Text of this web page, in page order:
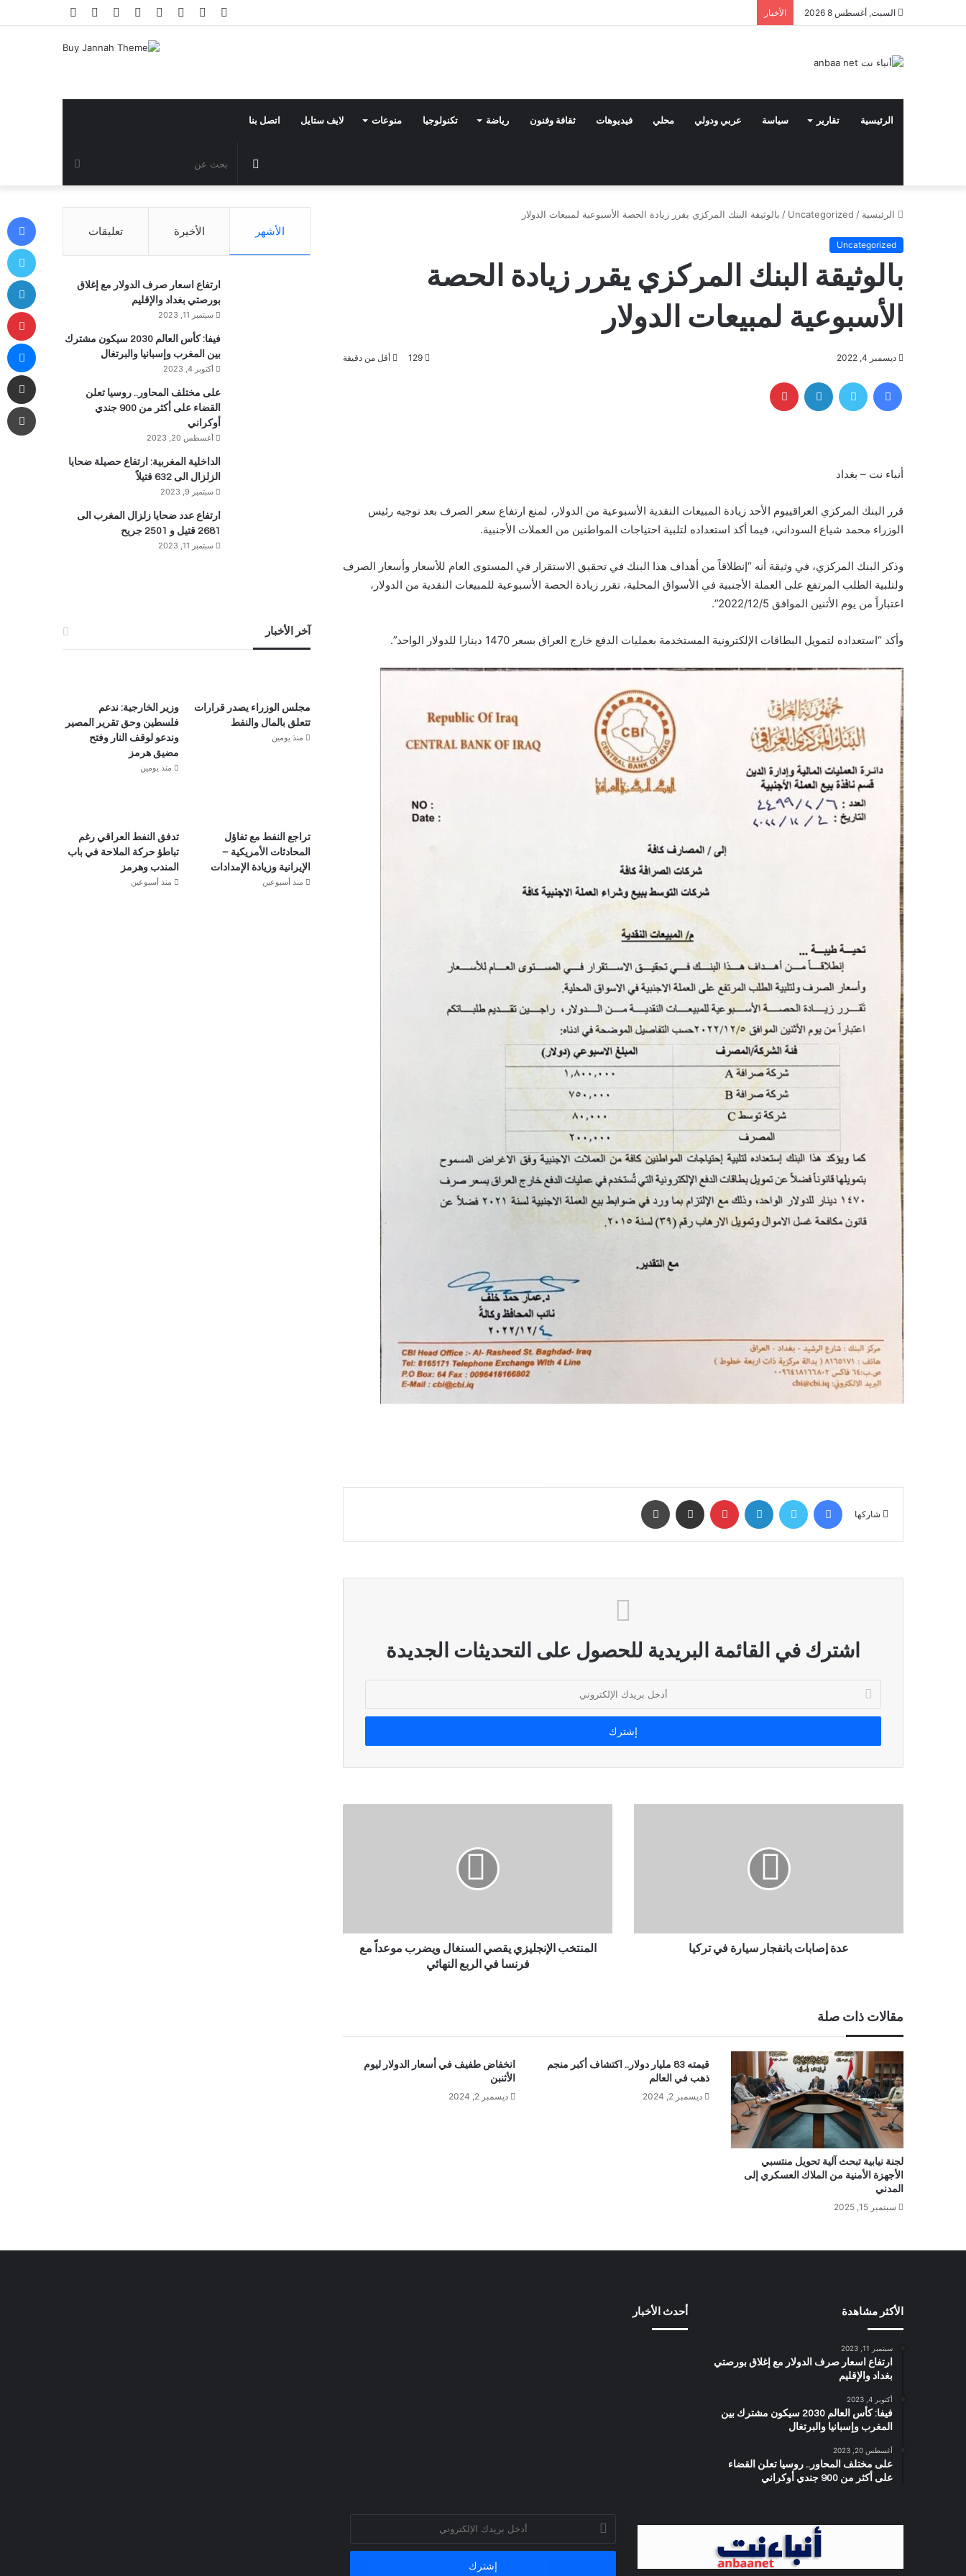
السبت, أغسطس 8 2026 الأخبار
مقال تسجيل تيلقرام
انستقرام يوتيوب تويترفيسبوك
الرئيسية تقارير سياسة عربي ودولي محلي فيديوهات ثقافة وفنون رياضة تكنولوجيا منوعات لايف ستايل اتصل بنا
عن عشوائي
الرئيسية /
Uncategorized
/ بالوثيقة البنك المركزي يقرر زيادة الحصة الأسبوعية لمبيعات الدولار
Uncategorized
بالوثيقة البنك المركزي يقرر زيادة الحصة
الأسبوعية لمبيعات الدولار
ديسمبر 4, 2022 129 أقل من دقيقة
فيسبوك تويتر لينكدإن
أنباء نت – بغداد
قرر البنك المركزي العراقييوم الأحد زيادة المبيعات النقدية الأسبوعية من الدولار، لمنع ارتفاع سعر الصرف بعد توجيه رئيس
الوزراء محمد شياع السوداني، فيما أكد استعداده لتلبية احتياجات المواطنين من العملات الأجنبية.
وذكر البنك المركزي، في وثيقة أنه “إنطلاقاً من أهداف هذا البنك في تحقيق الاستقرار في المستوى العام للأسعار وأسعار الصرف
ولتلبية الطلب المرتفع على العملة الأجنبية في الأسواق المحلية، تقرر زيادة الحصة الأسبوعية للمبيعات النقدية من الدولار،
اعتباراً من يوم الأثنين الموافق 2022/12/5”.
وأكد “استعداده لتمويل البطاقات الإلكترونية المستخدمة بعمليات الدفع خارج العراق بسعر 1470 دينارا للدولار الواحد”.
شاركها
فيسبوك تويتر لينكدإن بينتيريست مشاركة عبر البريد
اشترك في القائمة البريدية للحصول على التحديثات الجديدة
بريدك
الإلكتروني
عدة إصابات بانفجار سيارة في تركيا
المنتخب الإنجليزي يقصي السنغال ويضرب موعداً مع
فرنسا في الربع النهائي
مقالات ذات صلة
لجنة نيابية تبحث آلية تحويل منتسبي
الأجهزة الأمنية من الملاك العسكري إلى
المدني
سبتمبر 15, 2025
قيمته 83 مليار دولار.. اكتشاف أكبر منجم
ذهب في العالم
ديسمبر 2, 2024
انخفاض طفيف في أسعار الدولار ليوم
الأثنبن
ديسمبر 2, 2024
الأشهر الأخيرة تعليقات
ارتفاع اسعار صرف الدولار مع إغلاق
بورصتي بغداد والإقليم
سبتمبر 11, 2023
فيفا: كأس العالم 2030 سيكون مشترك
بين المغرب وإسبانيا والبرتغال
أكتوبر 4, 2023
على مختلف المحاور.. روسيا تعلن
القضاء على أكثر من 900 جندي
أوكراني
أغسطس 20, 2023
الداخلية المغربية: ارتفاع حصيلة ضحايا
الزلزال الى 632 قتيلاً
سبتمبر 9, 2023
ارتفاع عدد ضحايا زلزال المغرب الى
2681 قتيل و 2501 جريح
سبتمبر 11, 2023
آخر الأخبار
مجلس الوزراء يصدر قرارات
تتعلق بالمال والنفط
منذ يومين
وزير الخارجية: ندعم
فلسطين وحق تقرير المصير
وندعو لوقف النار وفتح
مضيق هرمز
منذ يومين
تراجع النفط مع تفاؤل
المحادثات الأمريكية –
الإيرانية وزيادة الإمدادات
منذ أسبوعين
تدفق النفط العراقي رغم
تباطؤ حركة الملاحة في باب
المندب وهرمز
منذ أسبوعين
الأكثر مشاهدة
سبتمبر 11, 2023
ارتفاع اسعار صرف الدولار مع إغلاق بورصتي
بغداد والإقليم
أكتوبر 4, 2023
فيفا: كأس العالم 2030 سيكون مشترك بين
المغرب وإسبانيا والبرتغال
أغسطس 20, 2023
على مختلف المحاور.. روسيا تعلن القضاء
على أكثر من 900 جندي أوكراني
أحدث الأخبار
أدخل
بريدك
الإلكتروني